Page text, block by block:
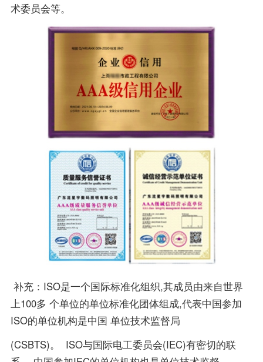
术委员会等。
补充：ISO是一个国际标准化组织,其成员由来自世界
上100多 个单位的单位标准化团体组成,代表中国参加
ISO的单位机构是中国 单位技术监督局
(CSBTS)。 ISO与国际电工委员会(IEC)有密切的联